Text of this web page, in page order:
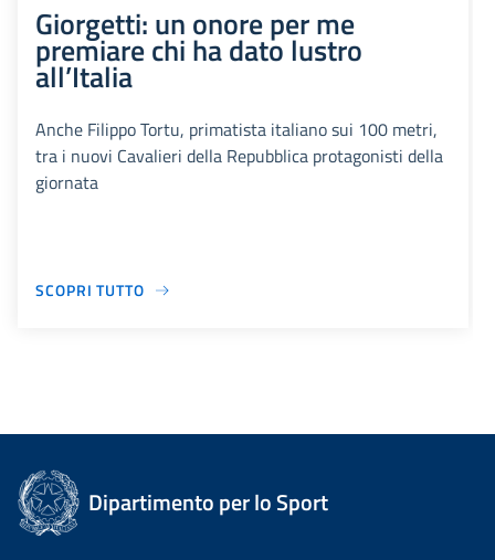
Giorgetti: un onore per me
premiare chi ha dato lustro
all’Italia
Anche Filippo Tortu, primatista italiano sui 100 metri,
tra i nuovi Cavalieri della Repubblica protagonisti della
giornata
SCOPRI TUTTO
Dipartimento per lo Sport